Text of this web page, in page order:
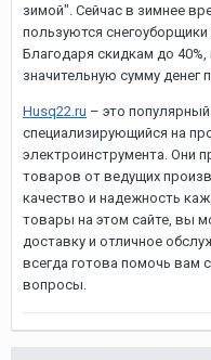
зимой". Сейчас в зимнее
пользуются
Благодаря скидкам до
значительную сумму денег
Husq22.ru – это популярный
специализирующийся на
электроинструмента. Они
товаров от ведущих
качество и надежность
товары на этом сайте, вы
доставку и отличное
всегда готова помочь вам
вопросы.